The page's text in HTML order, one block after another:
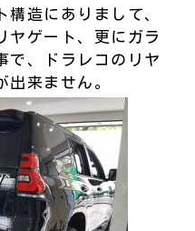
造にありまして、
ヤゲート、更にガラ
で、ドラレコのリヤ
来ません。